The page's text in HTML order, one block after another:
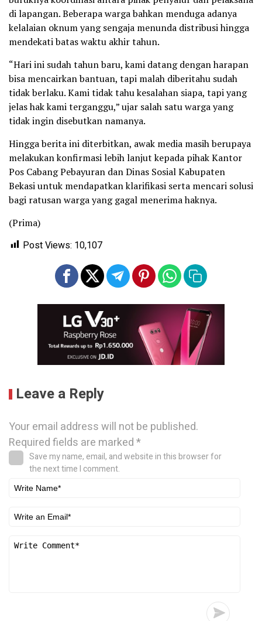
di lapangan. Beberapa warga bahkan menduga adanya
kelalaian oknum yang sengaja menunda distribusi hingga
mendekati batas waktu akhir tahun.
“Hari ini sudah tahun baru, kami datang dengan harapan
bisa mencairkan bantuan, tapi malah diberitahu sudah
tidak berlaku. Kami tidak tahu kesalahan siapa, tapi yang
jelas hak kami terganggu,” ujar salah satu warga yang
tidak ingin disebutkan namanya.
Hingga berita ini diterbitkan, awak media masih berupaya
melakukan konfirmasi lebih lanjut kepada pihak Kantor
Pos Cabang Pebayuran dan Dinas Sosial Kabupaten
Bekasi untuk mendapatkan klarifikasi serta mencari solusi
bagi ratusan warga yang gagal menerima haknya.
(Prima)
Post Views: 10,107
Leave a Reply
Your email address will not be published.
Required fields are marked*
Save my name, email, and website in this browser for
the next time I comment.